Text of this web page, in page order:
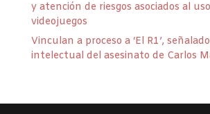
y atención de riesgos asociados al
videojuegos
Vinculan a proceso a ‘El R1’,
intelectual del asesinato de Carlos